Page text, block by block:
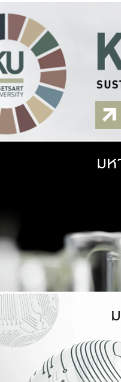
ม